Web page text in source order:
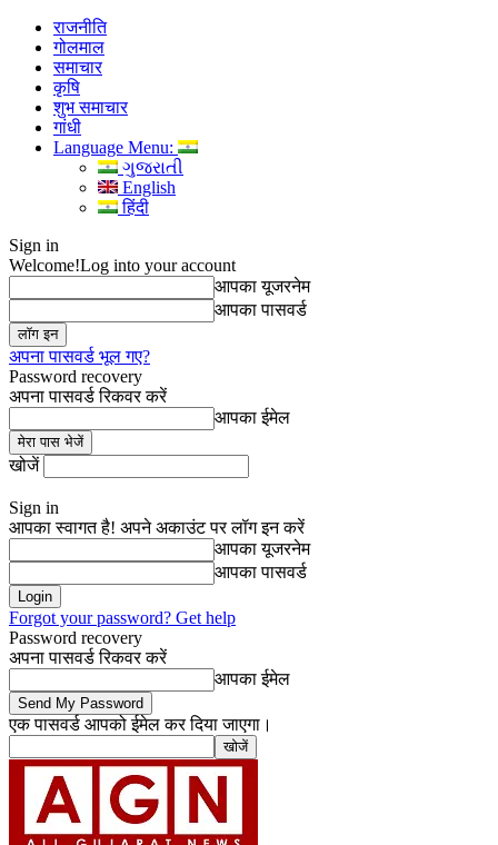
राजनीति
गोलमाल
समाचार
कृषि
शुभ समाचार
गांधी
Language Menu:
ગુજરાતી
English
हिंदी
Sign in
Welcome!Log into your account
आपका यूजरनेम
आपका पासवर्ड
अपना पासवर्ड भूल गए?
Password recovery
अपना पासवर्ड रिकवर करें
आपका ईमेल
खोजें
Sign in
आपका स्वागत है! अपने अकाउंट पर लॉग इन करें
आपका यूजरनेम
आपका पासवर्ड
Forgot your password? Get help
Password recovery
अपना पासवर्ड रिकवर करें
आपका ईमेल
एक पासवर्ड आपको ईमेल कर दिया जाएगा।